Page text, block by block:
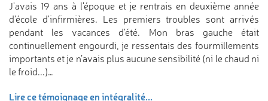
J'avais 19 ans à l'époque et je rentrais en deuxième année
d'école d'infirmières. Les premiers troubles sont arrivés
pendant les vacances d'été. Mon bras gauche était
continuellement engourdi, je ressentais des fourmillements
importants et je n’avais plus aucune sensibilité (ni le chaud ni
le froid...)…
Lire ce témoignage en intégralité...